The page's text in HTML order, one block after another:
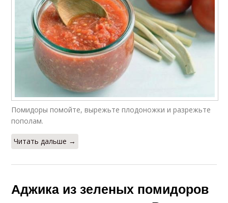
Помидоры помойте, вырежьте плодоножки и разрежьте
пополам.
Читать дальше →
Аджика из зеленых помидоров